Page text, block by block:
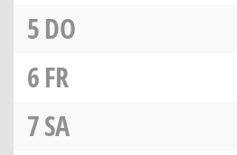
5DO
6FR
7SA